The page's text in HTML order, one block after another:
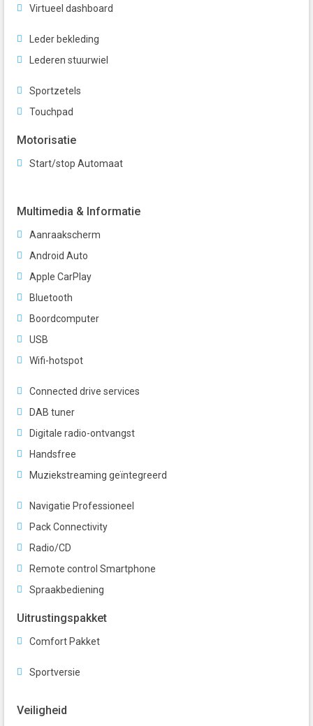
Virtueel dashboard
Leder bekleding
Lederen stuurwiel
Sportzetels
Touchpad
Motorisatie
Start/stop Automaat
Multimedia & Informatie
Aanraakscherm
Android Auto
Apple CarPlay
Bluetooth
Boordcomputer
USB
Wifi-hotspot
Connected drive services
DAB tuner
Digitale radio-ontvangst
Handsfree
Muziekstreaming geïntegreerd
Navigatie Professioneel
Pack Connectivity
Radio/CD
Remote control Smartphone
Spraakbediening
Uitrustingspakket
Comfort Pakket
Sportversie
Veiligheid